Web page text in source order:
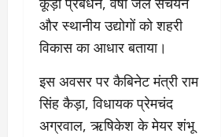
और स्थानीय उद्योगों को शहरी
विकास का आधार बताया।
इस अवसर पर कैबिनेट मंत्री राम
सिंह कैड़ा, विधायक प्रेमचंद
अग्रवाल, ऋषिकेश के मेयर शंभू